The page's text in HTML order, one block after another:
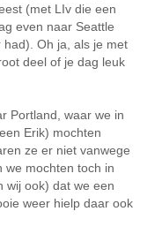
(met LIv die een
even naar Seattle
Oh ja, als je met
deel of je dag leuk
Portland, waar we in
Erik) mochten
ze er niet vanwege
we mochten toch in
wij ook) dat we een
weer hielp daar ook